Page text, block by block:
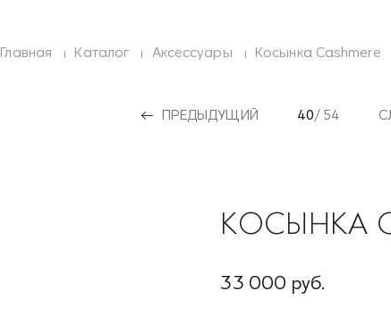
Главная Каталог Аксессуары Косынка Cashmere
ПРЕДЫДУЩИЙ 40/ 54
КОСЫНКА
33 000 руб.